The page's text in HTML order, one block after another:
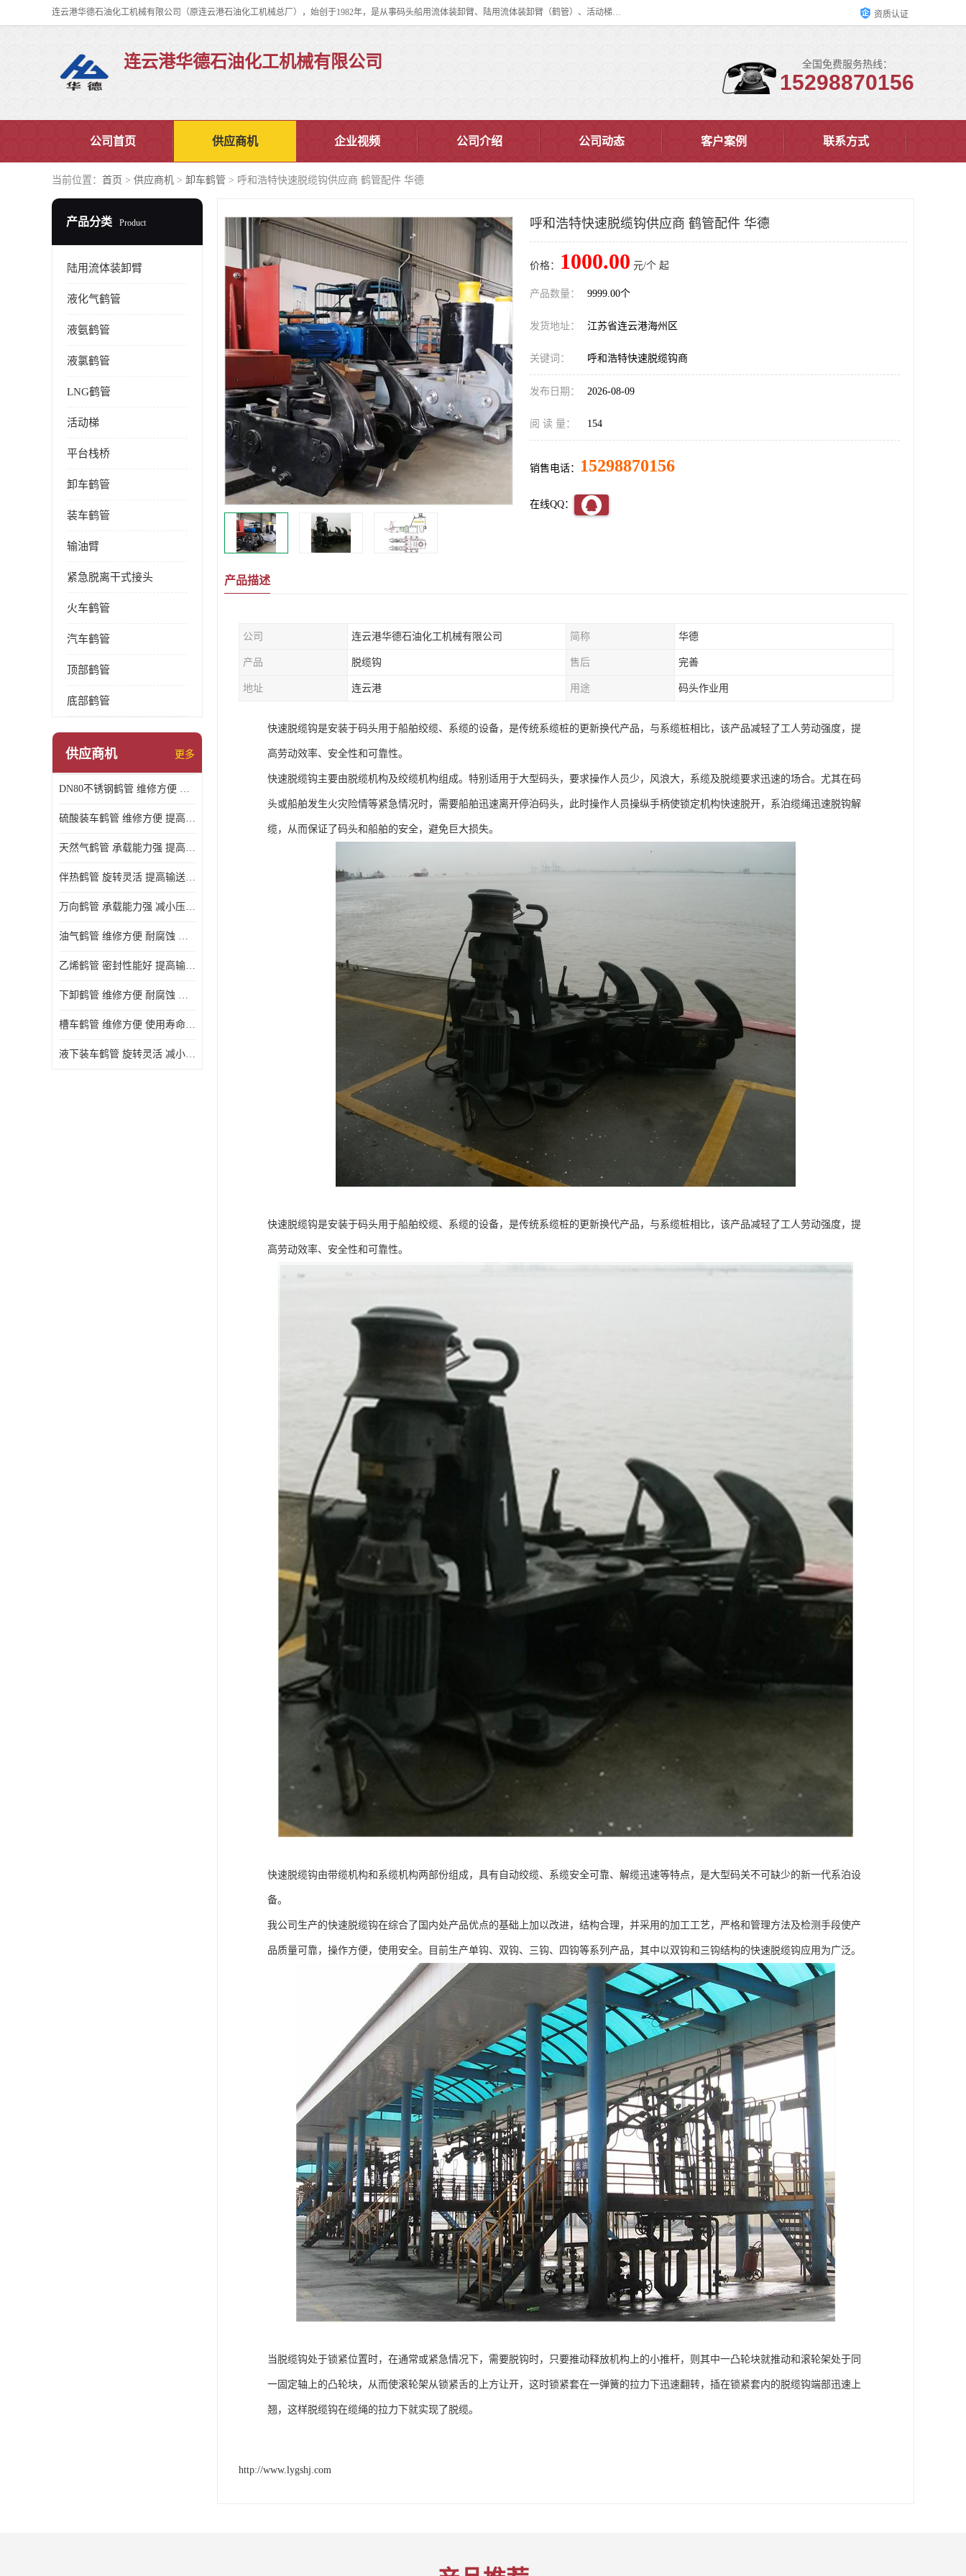
连云港华德石油化工机械有限公司（原连云港石油化工机械总厂），始创于1982年，是从事码头船用流体装卸臂、陆用流体装卸臂（鹤管）、活动梯、钢构平台、定量装车系统等全系列流体装卸设备的设计、制造、销售以及服务的专业供应商。 资质认证
连云港华德石油化工机械有限公司 全国免费服务热线：
15298870156
公司首页 供应商机 企业视频 公司介绍 公司动态 客户案例 联系方式
当前位置： 首页 > 供应商机 > 卸车鹤管 > 呼和浩特快速脱缆钩供应商 鹤管配件 华德
产品分类 Product
陆用流体装卸臂
液化气鹤管
液氨鹤管
液氯鹤管
LNG鹤管
活动梯
平台栈桥
卸车鹤管
装车鹤管
输油臂
紧急脱离干式接头
火车鹤管
汽车鹤管
顶部鹤管
底部鹤管
供应商机 更多
DN80不锈钢鹤管 维修方便 提高输送效率
硫酸装车鹤管 维修方便 提高输送效率
天然气鹤管 承载能力强 提高输送效率
伴热鹤管 旋转灵活 提高输送效率
万向鹤管 承载能力强 减小压力损失
油气鹤管 维修方便 耐腐蚀 耐高温
乙烯鹤管 密封性能好 提高输送效率
下卸鹤管 维修方便 耐腐蚀 耐高温
槽车鹤管 维修方便 使用寿命较长
液下装车鹤管 旋转灵活 减小压力损失
呼和浩特快速脱缆钩供应商 鹤管配件 华德
价格： 1000.00 元/个 起
产品数量： 9999.00个
发货地址： 江苏省连云港海州区
关键词： 呼和浩特快速脱缆钩商
发布日期： 2026-08-09
阅 读 量： 154
销售电话： 15298870156
在线QQ：
产品描述
公司 连云港华德石油化工机械有限公司 简称 华德
产品 脱缆钩 售后 完善
地址 连云港 用途 码头作业用
快速脱缆钩是安装于码头用于船舶绞缆、系缆的设备，是传统系缆桩的更新换代产品，与系缆桩相比，该产品减轻了工人劳动强度，提
高劳动效率、安全性和可靠性。
快速脱缆钩主要由脱缆机构及绞缆机构组成。特别适用于大型码头，要求操作人员少，风浪大，系缆及脱缆要求迅速的场合。尤其在码
头或船舶发生火灾险情等紧急情况时，需要船舶迅速离开停泊码头，此时操作人员操纵手柄使锁定机构快速脱开，系泊缆绳迅速脱钩解
缆，从而保证了码头和船舶的安全，避免巨大损失。
快速脱缆钩是安装于码头用于船舶绞缆、系缆的设备，是传统系缆桩的更新换代产品，与系缆桩相比，该产品减轻了工人劳动强度，提
高劳动效率、安全性和可靠性。
快速脱缆钩由带缆机构和系缆机构两部份组成，具有自动绞缆、系缆安全可靠、解缆迅速等特点，是大型码关不可缺少的新一代系泊设
备。
我公司生产的快速脱缆钩在综合了国内处产品优点的基础上加以改进，结构合理，并采用的加工工艺，严格和管理方法及检测手段使产
品质量可靠，操作方便，使用安全。目前生产单钩、双钩、三钩、四钩等系列产品，其中以双钩和三钩结构的快速脱缆钩应用为广泛。
当脱缆钩处于锁紧位置时，在通常或紧急情况下，需要脱钩时，只要推动释放机构上的小推杆，则其中一凸轮块就推动和滚轮架处于同
一固定轴上的凸轮块，从而使滚轮架从锁紧舌的上方让开，这时锁紧套在一弹簧的拉力下迅速翻转，插在锁紧套内的脱缆钩端部迅速上
翘，这样脱缆钩在缆绳的拉力下就实现了脱缆。
http://www.lygshj.com